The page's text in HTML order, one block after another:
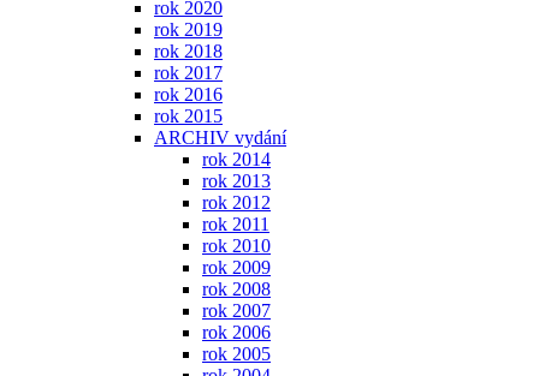
rok 2020
rok 2019
rok 2018
rok 2017
rok 2016
rok 2015
ARCHIV vydání
rok 2014
rok 2013
rok 2012
rok 2011
rok 2010
rok 2009
rok 2008
rok 2007
rok 2006
rok 2005